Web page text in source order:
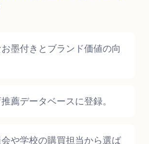
墨付きとブランド価値の向
薦データベースに登録。
や学校の購買担当から選ば